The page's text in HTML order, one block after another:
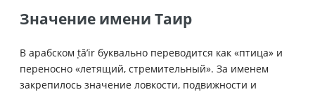
Значение имени Таир
В арабском ṭā’ir буквально переводится как «птица» и
переносно «летящий, стремительный». За именем
закрепилось значение ловкости, подвижности и